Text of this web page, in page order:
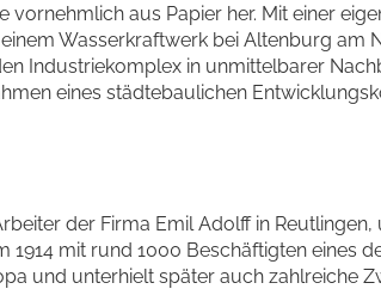
vornehmlich aus Papier her. Mit einer
Wasserkraftwerk bei Altenburg am
Industriekomplex in unmittelbarer
eines städtebaulichen
der Firma Emil Adolff in Reutlingen,
1914 mit rund 1000 Beschäftigten eines
und unterhielt später auch zahlreiche